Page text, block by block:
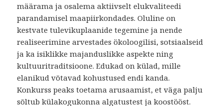
määrama ja osalema aktiivselt elukvaliteedi
parandamisel maapiirkondades. Oluline on
kestvate tulevikuplaanide tegemine ja nende
realiseerimine arvestades ökoloogilisi, sotsiaalseid
ja ka isiklikke majanduslikke aspekte ning
kultuuritraditsioone. Edukad on külad, mille
elanikud võtavad kohustused endi kanda.
Konkurss peaks toetama arusaamist, et väga palju
sõltub külakogukonna algatustest ja koostööst.